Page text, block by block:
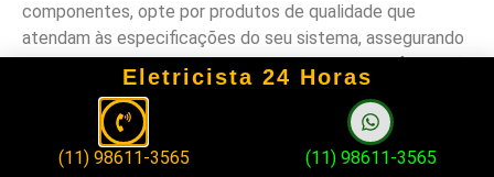
componentes, opte por produtos de qualidade que
atendam às especificações do seu sistema, assegurando
durabilidade e segurança nas conexões. Com a informação
adequada e a escolha de conectores apropriados, você
pode confiar na estabilidade e confiabilidade de suas
instalações elétricas.
Eletricista 24 Horas
(11) 98611-3565 (11) 98611-3565